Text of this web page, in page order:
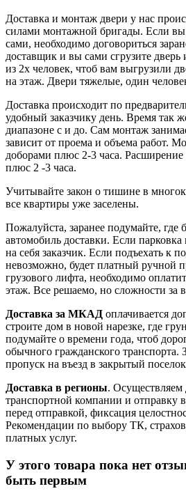
Доставка и монтаж двери у нас
силами монтажной бригады. Если
сами, необходимо договориться
доставщик и вы сами сгрузите дверь
из 2х человек, чтоб вам выгрузили
на этаж. Двери тяжелые, один
Доставка происходит по
удобный заказчику день. Время так
диапазоне с и до. Сам монтаж
зависит от проема и объема работ.
доборами плюс 2-3 часа.
плюс 2 -3 часа.
Учитывайте закон о тишине в
все квартиры уже заселены.
Пожалуйста, заранее подумайте, где
автомобиль доставки. Если парковка
на себя заказчик. Если подъехать к
невозможно, будет платный ручной
грузового лифта, необходимо
этаж. Все решаемо, но сложности за
Доставка за МКАД оплачивается
строите дом в новой нарезке, где
подумайте о времени года, чтоб
обычного гражданского транспорта.
пропуск на въезд в закрытый
Доставка в регионы. Осуществляем
транспортной компании и отправку
перед отправкой, фиксация
Рекомендации по выбору ТК,
платных услуг.
У этого товара пока нет
быть первым